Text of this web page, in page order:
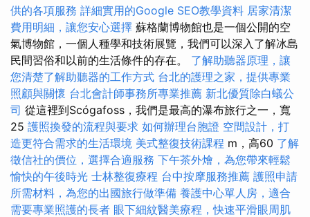
供的各項服務 詳細實用的Google SEO教學資料 居家清潔
費用明細，讓您安心選擇 蘇格蘭博物館也是一個公開的空
氣博物館，一個人種學和技術展覽，我們可以深入了解冰島
民間習俗和以前的生活條件的存在。 了解助聽器原理，讓
您清楚了解助聽器的工作方式 台北的護理之家，提供專業
照顧與關懷 台北會計師事務所專業推薦 新北優質除白蟻公
司 從這裡到Scógafoss，我們是最高的瀑布旅行之一，寬
25 護照換發的流程與要求 如何辦理台胞證 空間設計，打
造更符合需求的生活環境 美式整復技術課程 m，高60 了解
徵信社的價位，選擇合適服務 下午茶外燴，為您帶來輕鬆
愉快的午後時光 士林整復療程 台中按摩服務推薦 護照申請
所需材料，為您的出國旅行做準備 養護中心單人房，適合
需要專業照護的長者 眼下細紋醫美療程，快速平滑眼周肌